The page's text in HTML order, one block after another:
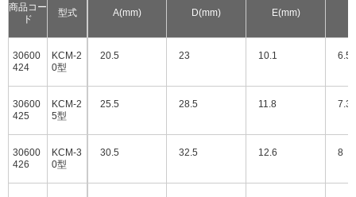
商品コー
ド
型式
30600
424
KCM-2
0型
30600
425
KCM-2
5型
30600
426
KCM-3
0型
A(mm) D(mm) E(mm)
20.5 23 10.1 6.5
25.5 28.5 11.8 7.3
30.5 32.5 12.6 8